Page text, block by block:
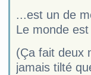
...est un de
Le monde
(Ça fait deux
jamais tilté